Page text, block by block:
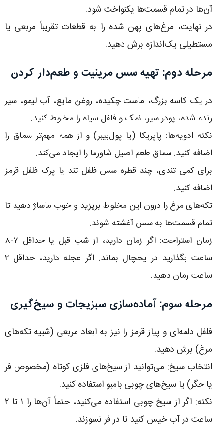
آن‌ها در تمام قسمت‌ها یکنواخت شود.
در نهایت، مرغ‌های پهن شده را به قطعات تقریباً مربعی یا
مستطیلی یک‌اندازه برش دهید.
مرحله دوم: تهیه سس مرینیت و طعم‌دار کردن
در یک کاسه بزرگ، ماست چکیده، روغن مایع، آب لیمو، سیر
رنده شده، پودر سیر، نمک و فلفل سیاه را مخلوط کنید.
نکته ادویه‌ها: پاپریکا (یا پول‌بیبر) و از همه مهم‌تر سماق را
اضافه کنید. سماق طعم اصیل شاورما را ایجاد می‌کند.
برای کمی تندی، چند قطره سس فلفل تند یا پرک فلفل قرمز
اضافه کنید.
تکه‌های مرغ را درون این مخلوط بریزید و خوب ماساژ دهید تا
تمام قسمت‌ها به سس آغشته شوند.
زمان استراحت: اگر زمان دارید، از شب قبل یا حداقل ۷-۸
ساعت بگذارید در یخچال بماند. اگر عجله دارید، حداقل ۲
ساعت زمان دهید.
مرحله سوم: آماده‌سازی سبزیجات و سیخ‌گیری
فلفل دلمه‌ای و پیاز قرمز را نیز به ابعاد مربعی (شبیه تکه‌های
مرغ) برش دهید.
انتخاب سیخ: می‌توانید از سیخ‌های فلزی کوتاه (مخصوص فر
یا جگر) یا سیخ‌های چوبی بامبو استفاده کنید.
نکته: اگر از سیخ چوبی استفاده می‌کنید، حتماً آن‌ها را ۱ تا ۲
ساعت در آب خیس کنید تا در فر نسوزند.